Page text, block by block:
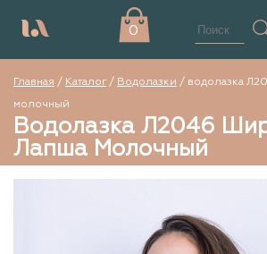
0
Главная / Каталог/ Водолазки / водолазка
молочный
Водолазка Л2046
Лапша Молочный